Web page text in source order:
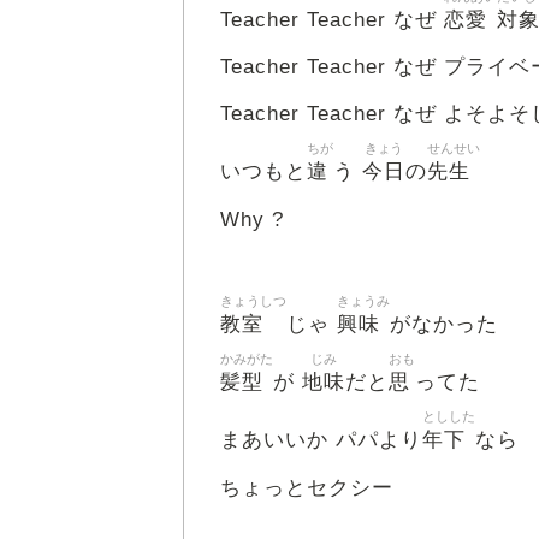
Teacher Teacher なぜ 恋愛 対
Teacher Teacher なぜ プライベ
Teacher Teacher なぜ よそよそ
いつもと 違
ちが
う 今日
きょう
の先生
せんせい
Why ?
教室
きょうしつ
じゃ 興味
きょうみ
がなかった
髪型
かみがた
が 地味
じみ
だと 思
おも
ってた
まあいいか パパより 年下
としした
なら
ちょっとセクシー